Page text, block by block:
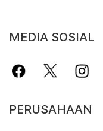
MEDIA SOSIAL
PERUSAHAAN